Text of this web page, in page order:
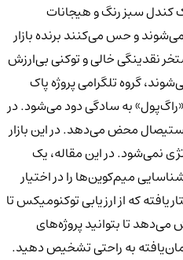
کندل سبز رنگ و هیجانات
و حس می‌کنند برنده بازار
نقدینگی خالی و توکنی بی‌ارزش
گروه تلگرامی پروژه پاک
به سادگی دود می‌شود. در
محض می‌دهد. در این بازار
نمی‌شود. در این مقاله، یک
برای شناسایی میم‌کوین‌ها را در اختیار
که از ارزیابی توکنومیکس تا
تا بتوانید پروژه‌های
به راحتی تشخیص دهید.